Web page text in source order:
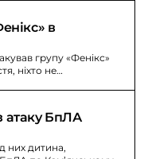
в
групу «Фенікс»
ніхто не
атаку БпЛА
них дитина,